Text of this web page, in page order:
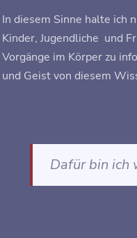
In diesem Sinne halte ich
Kinder, Jugendliche und
Vorgänge im Körper zu
und Geist von diesem
Dafür bin